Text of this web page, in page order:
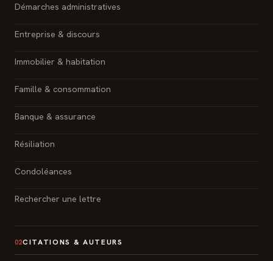
Démarches administratives
Entreprise & discours
Immobilier & habitation
Famille & consommation
Banque & assurance
Résiliation
Condoléances
Rechercher une lettre
02CITATIONS & AUTEURS